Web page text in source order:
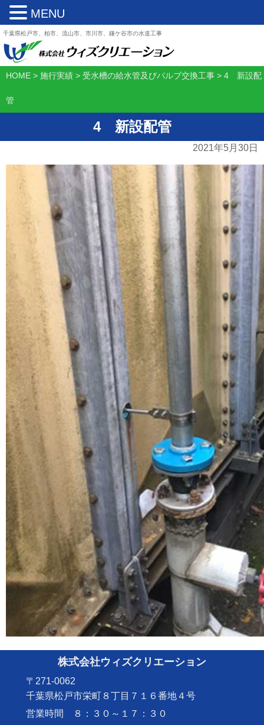
千葉県松戸市、柏市、流山市、市川市、鎌ケ谷市の水道工事
HOME > 施行実績 > 受水槽の給水管及びバルブ交換工事 > 4 新設配
管
4 新設配管
2021年5月30日
MENU
株式会社ウィズクリエーション
〒271-0062
千葉県松戸市栄町８丁目７１６番地４号
営業時間 ８：３０～１７：３０